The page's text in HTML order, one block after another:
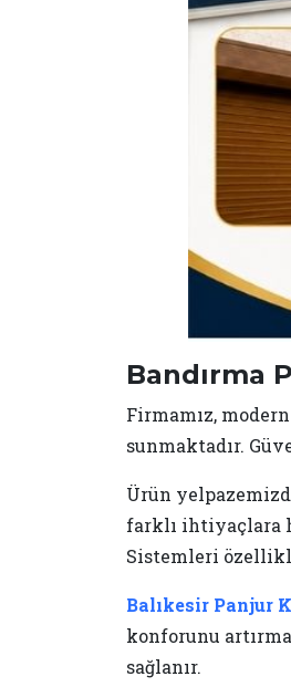
Bandırma
Firmamız,
sunmaktadır.
Ürün
farklı ihtiyaçlara
Sistemleri
Balıkesir Panjur
konforunu
sağlanır.